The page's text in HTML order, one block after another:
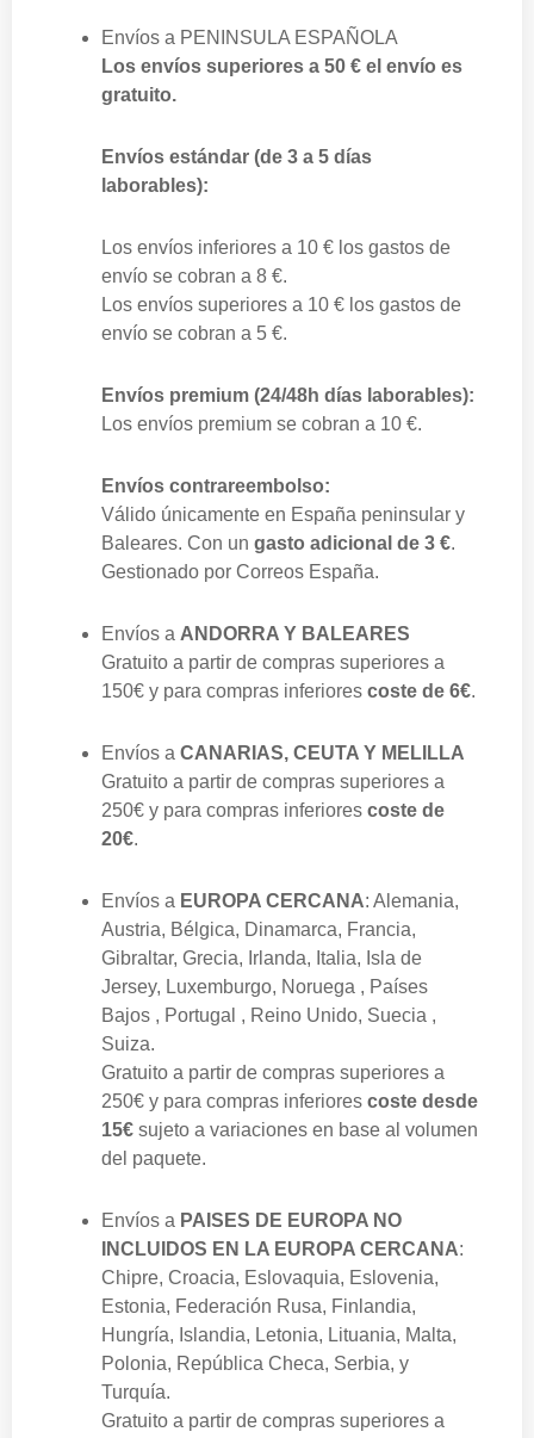
Envíos a PENINSULA ESPAÑOLA
Los envíos superiores a 50 € el envío es
gratuito.
Envíos estándar (de 3 a 5 días
laborables):
Los envíos inferiores a 10 € los gastos de
envío se cobran a 8 €.
Los envíos superiores a 10 € los gastos de
envío se cobran a 5 €.
Envíos premium (24/48h días laborables):
Los envíos premium se cobran a 10 €.
Envíos contrareembolso:
Válido únicamente en España peninsular y
Baleares. Con un gasto adicional de 3 €.
Gestionado por Correos España.
Envíos a ANDORRA Y BALEARES
Gratuito a partir de compras superiores a
150€ y para compras inferiores coste de 6€.
Envíos a CANARIAS, CEUTA Y MELILLA
Gratuito a partir de compras superiores a
250€ y para compras inferiores coste de
20€.
Envíos a EUROPA CERCANA: Alemania,
Austria, Bélgica, Dinamarca, Francia,
Gibraltar, Grecia, Irlanda, Italia, Isla de
Jersey, Luxemburgo, Noruega , Países
Bajos , Portugal , Reino Unido, Suecia ,
Suiza.
Gratuito a partir de compras superiores a
250€ y para compras inferiores coste desde
15€ sujeto a variaciones en base al volumen
del paquete.
Envíos a PAISES DE EUROPA NO
INCLUIDOS EN LA EUROPA CERCANA:
Chipre, Croacia, Eslovaquia, Eslovenia,
Estonia, Federación Rusa, Finlandia,
Hungría, Islandia, Letonia, Lituania, Malta,
Polonia, República Checa, Serbia, y
Turquía.
Gratuito a partir de compras superiores a